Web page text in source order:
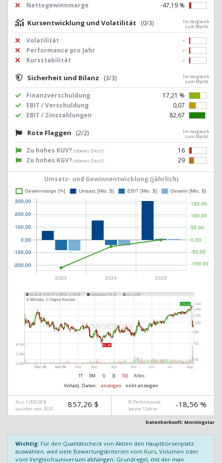
Nettogewinnmarge
-47,19 %
Kursentwicklung und Volatilität (0/3)
Im Vergleich
zum Markt
Volatilität
-
Performance pro Jahr
-
Kursstabilität
-
Sicherheit und Bilanz (3/3)
Im Vergleich
zum Markt
Finanzverschuldung
17,21 %
EBIT / Verschuldung
0,07
EBIT / Zinszahlungen
82,67
Rote Flaggen (2/2)
Im Vergleich
zum Markt
Zu hohes KUV? (oberes Dezil)
16
Zu hohes KGV? (oberes Dezil) 29
Umsatz- und Gewinnentwicklung (jährlich)
1T 3M 1J 3J 10J
Alles
Volladj. Daten:
anzeigen nicht anzeigen
Aus 1.000,00 $
wurden seit 2025
857,26 $
Ø Performance
letzte 1 Jahre
-18,56 %
Datenherkunft: Morningstar
Wichtig: Für den Qualitätscheck von Aktien den Hauptbörsenplatz
auswählen, weil viele Bewertungskriterien vom Kurs, Volumen oder
vom Vergleichsuniversum abhängen. Grundregel, mit der man